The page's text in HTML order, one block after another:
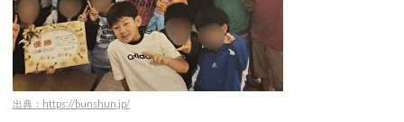
出典：https://bunshun.jp/